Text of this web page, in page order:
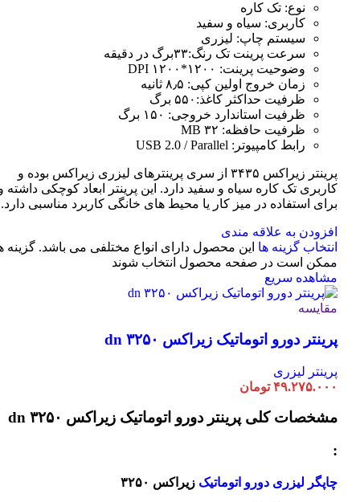
نوع: تک کاره
کاربری: سیاه و سفید
سیستم چاپ: لیزری
سرعت پرینت تک رنگ:۳۳برگ در دقیقه
وضوحیت پرینت: ۱۲۰۰*۱۲۰۰ DPI
زمان خروج اولین کپی: ۸٫۵ ثانیه
ظرفیت حداکثر کاغذ:۵۵۰ برگ
ظرفیت استاندارد خروجی: ۱۵۰ برگ
ظرفیت حافظه: ۳۲ MB
رابط کامپیوتر: USB 2.0 / Parallel
پرینتر زیراکس ۳۴۳۵ از سری پرینترهای لیزری زیراکس بوده و
کاربری تک کاره سیاه و سفید دارد. این پرینتر ابعاد کوچکی داشته
برای استفاده در میز کار یا محیط های خانگی کاربرد مناسبی دارد.
افزودن به علاقه مندی
انتخاب گزینه ها این محصول دارای انواع مختلفی می باشد. گزینه
ممکن است در صفحه محصول انتخاب شوند
مشاهده سریع
مقایسه
پرینتر دورو اتوماتیک زیراکس dn ۳۲۵۰
پرینتر لیزری
۴۹.۲۷۵.۰۰۰ تومان
مشخصات کلی پرینتر دورو اتوماتیک زیراکس dn ۳۲۵۰
:
چاپگر لیزری دورو اتوماتیک زیراکس ۳۲۵۰